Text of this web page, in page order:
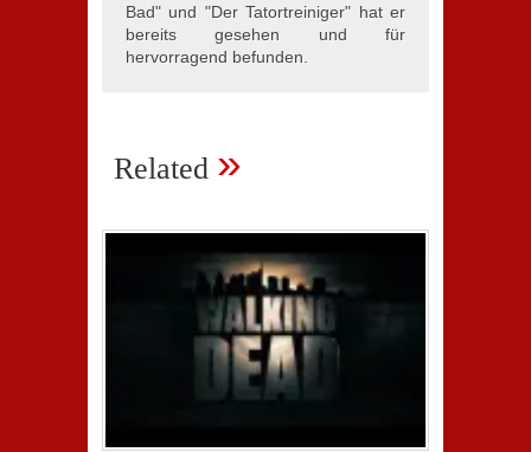
Bad" und "Der Tatortreiniger" hat er
bereits gesehen und für
hervorragend befunden.
Related »